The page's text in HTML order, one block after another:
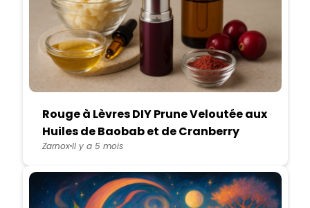
Rouge à Lèvres DIY Prune Veloutée aux
Huiles de Baobab et de Cranberry
ZarnoxIl y a 5 mois